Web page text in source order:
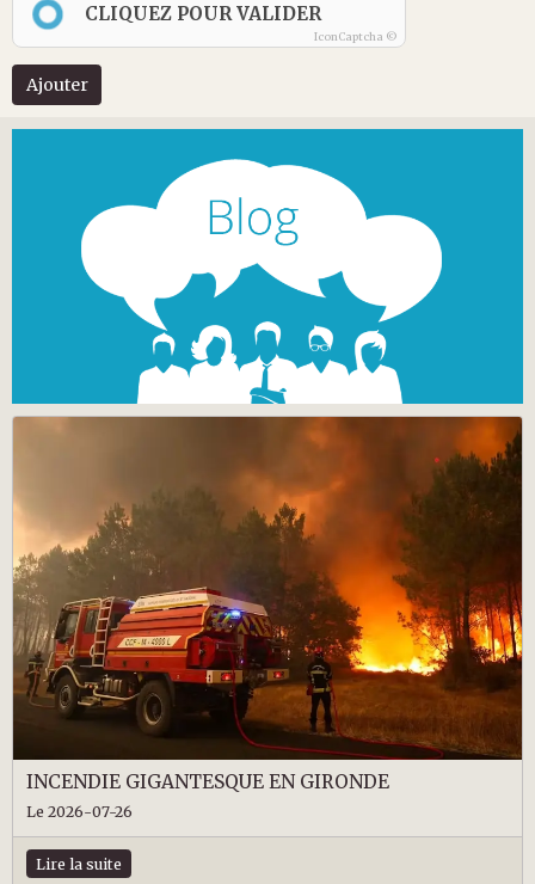
CLIQUEZ POUR VALIDER
IconCaptcha ©
Ajouter
INCENDIE GIGANTESQUE EN GIRONDE
Le 2026-07-26
Lire la suite